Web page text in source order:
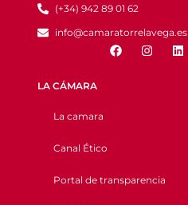
(+34) 942 89 01 62
info@camaratorrelavega.es
LA CÁMARA
La camara
Canal Ético
Portal de transparencia